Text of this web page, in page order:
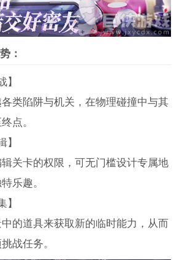
：
类陷阱与机关，在物理碰撞中与其
点。
关卡的权限，可无门槛设计专属地
乐趣。
的道具来获取新的临时能力，从而
战任务。